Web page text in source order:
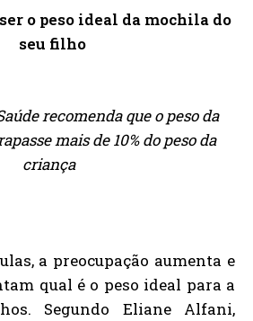
o peso ideal da mochila do
seu filho
recomenda que o peso da
mais de 10% do peso da
criança
a preocupação aumenta e
qual é o peso ideal para a
Segundo Eliane Alfani,